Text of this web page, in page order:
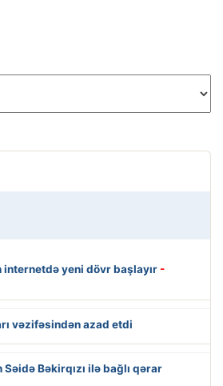
internetdə yeni dövr başlayır -
vəzifəsindən azad etdi
Səidə Bəkirqızı ilə bağlı qərar